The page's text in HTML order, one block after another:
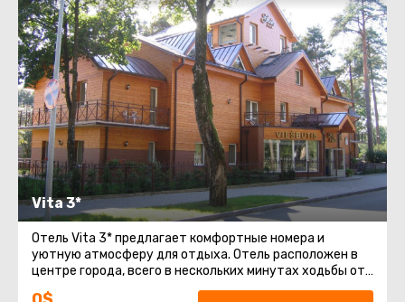
Vita 3*
Отель Vita 3* предлагает комфортные номера и
уютную атмосферу для отдыха. Отель расположен в
центре города, всего в нескольких минутах ходьбы от
аквапарка и других достопримечательностей.